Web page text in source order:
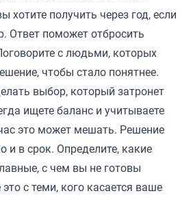
хотите получить через год, если
Ответ поможет отбросить
с людьми, которых
чтобы стало понятнее.
выбор, который затронет
ищете баланс и учитываете
это может мешать. Решение
и в срок. Определите, какие
с чем вы не готовы
с теми, кого касается ваше